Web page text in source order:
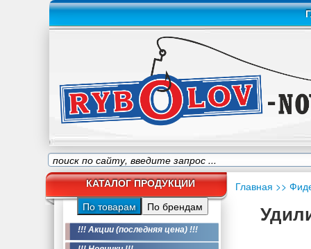
КАТАЛОГ ПРОДУКЦИИ
По товарам По брендам
!!! Акции (последняя цена) !!!
Главная >>